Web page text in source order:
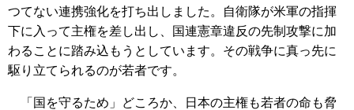
つてない連携強化を打ち出しました。自衛隊が米軍の指揮
下に入って主権を差し出し、国連憲章違反の先制攻撃に加
わることに踏み込もうとしています。その戦争に真っ先に
駆り立てられるのが若者です。
「国を守るため」どころか、日本の主権も若者の命も脅